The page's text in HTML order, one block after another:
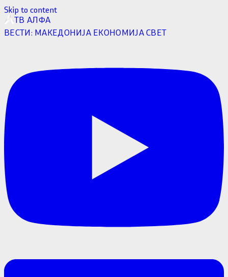
Skip to content
ТВ АЛФА
ВЕСТИ: МАКЕДОНИЈА ЕКОНОМИЈАСВЕТ